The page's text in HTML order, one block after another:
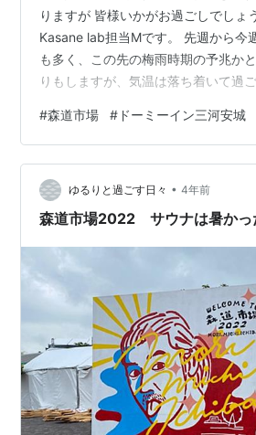
りますが 皆様いかがお過ごしでしょ
Kasane lab担当Mです。 先週から今
も多く、この先の梅雨時期の予兆か
りもしますが、気温は落ち着いて過
道市場2024』に参加してきました！
ん、 藤井隆さん、 トリのＣｈａｒ
ました！ で、その夜はアメトーーク
なってたドーミーインへ。 サウナに
コスパ含め大満足でした！ 帰りに東
#森道市場 # ドーミーイン三河安城
ゆるりと過ごす日々 • 4年前
森道市場2022 サウナは暑かっ